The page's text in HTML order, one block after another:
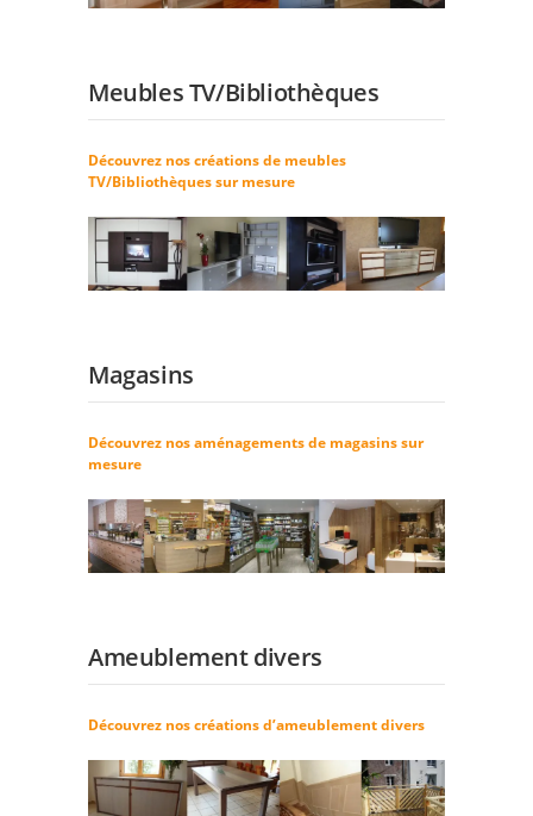
Meubles TV/Bibliothèques
Découvrez nos créations de meubles
TV/Bibliothèques sur mesure
Magasins
Découvrez nos aménagements de magasins sur
mesure
Ameublement divers
Découvrez nos créations d’ameublement divers